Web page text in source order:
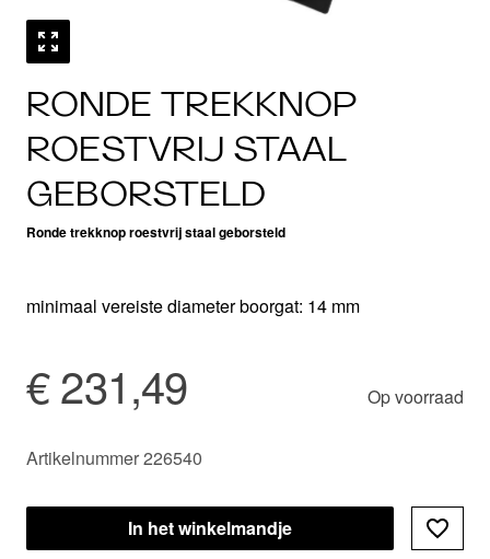
RONDE TREKKNOP
ROESTVRIJ STAAL
GEBORSTELD
Ronde trekknop roestvrij staal geborsteld
minimaal vereiste diameter boorgat: 14 mm
€ 231,49 Op voorraad
Artikelnummer 226540
In het winkelmandje